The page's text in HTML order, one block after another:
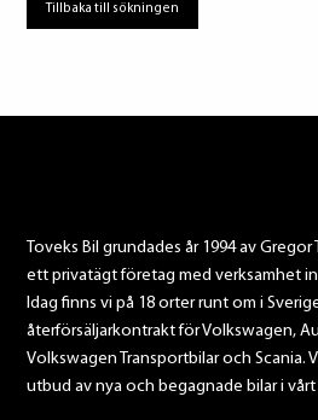
Tillbaka till sökningen
Toveks Bil grundades år 1994 av
ett privatägt företag med verksamhet
Idag finns vi på 18 orter runt om i
återförsäljarkontrakt för Volkswagen,
Volkswagen Transportbilar och Scania.
utbud av nya och begagnade bilar i vårt